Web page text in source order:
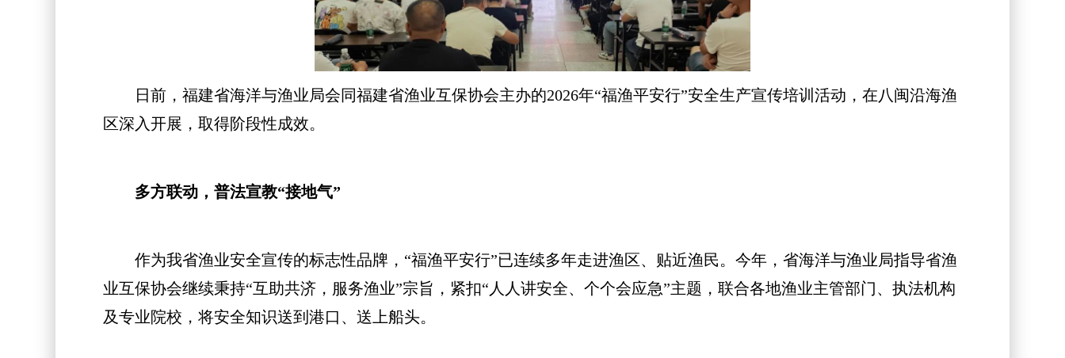
日前，福建省海洋与渔业局会同福建省渔业互保协会主办的2026年“福渔平安行”安全生产宣传培训活动，在八闽沿海渔
区深入开展，取得阶段性成效。
多方联动，普法宣教“接地气”
作为我省渔业安全宣传的标志性品牌，“福渔平安行”已连续多年走进渔区、贴近渔民。今年，省海洋与渔业局指导省渔
业互保协会继续秉持“互助共济，服务渔业”宗旨，紧扣“人人讲安全、个个会应急”主题，联合各地渔业主管部门、执法机构
及专业院校，将安全知识送到港口、送上船头。